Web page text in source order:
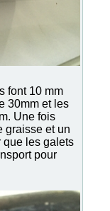
font 10 mm
30mm et les
Une fois
graisse et un
que les galets
pour